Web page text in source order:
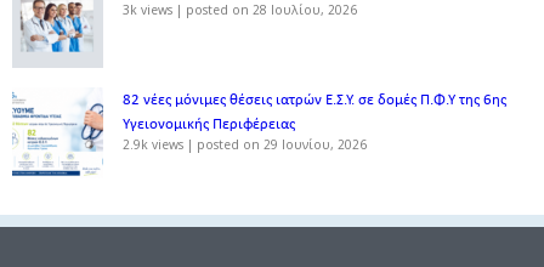
3k views | posted on 28 Ιουλίου, 2026
82 νέες μόνιμες θέσεις ιατρών Ε.Σ.Υ. σε δομές Π.Φ.Υ της 6ης
Υγειονομικής Περιφέρειας
2.9k views | posted on 29 Ιουνίου, 2026